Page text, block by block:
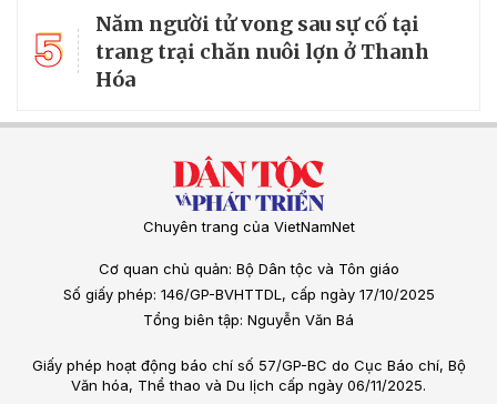
5
Năm người tử vong sau sự cố tại
trang trại chăn nuôi lợn ở Thanh
Hóa
Chuyên trang của VietNamNet
Cơ quan chủ quản: Bộ Dân tộc và Tôn giáo
Số giấy phép: 146/GP-BVHTTDL, cấp ngày 17/10/2025
Tổng biên tập: Nguyễn Văn Bá
Giấy phép hoạt động báo chí số 57/GP-BC do Cục Báo chí, Bộ
Văn hóa, Thể thao và Du lịch cấp ngày 06/11/2025.